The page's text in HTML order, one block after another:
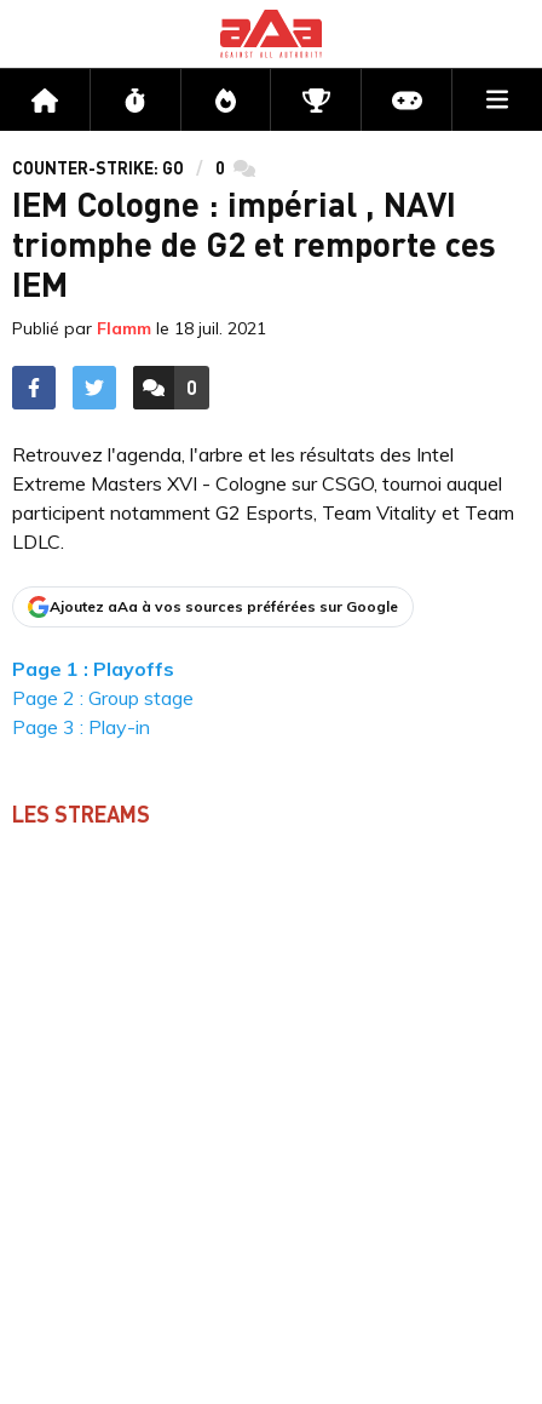
Accueil Flux Directs CompétitionsActu jeux
COUNTER-STRIKE: GO 0 commentaires
IEM Cologne : impérial , NAVI
triomphe de G2 et remporte ces
IEM
Publié par Flamm le 18 juil. 2021
ACCÉDER AUX
0
COMMENTAIRES
Retrouvez l'agenda, l'arbre et les résultats des Intel
Extreme Masters XVI - Cologne sur CSGO, tournoi auquel
participent notamment G2 Esports, Team Vitality et Team
LDLC.
Ajoutez aAa à vos sources préférées sur Google
Page 1 : Playoffs
Page 2 : Group stage
Page 3 : Play-in
LES STREAMS